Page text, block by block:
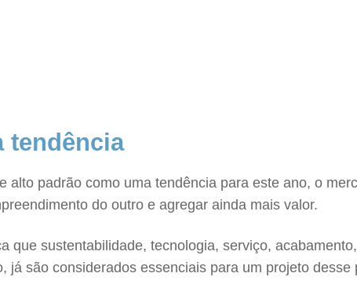
tendência
alto padrão como uma tendência para este ano, o
do outro e agregar ainda mais valor.
que sustentabilidade, tecnologia, serviço,
já são considerados essenciais para um projeto desse